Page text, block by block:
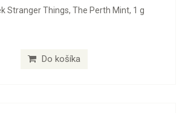
Stranger Things, The Perth Mint, 1 g
Do košíka